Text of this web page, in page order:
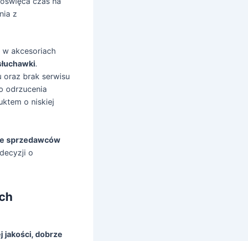
z
w akcesoriach
.
oraz brak serwisu
odrzucenia
o niskiej
sprzedawców
o
jakości, dobrze